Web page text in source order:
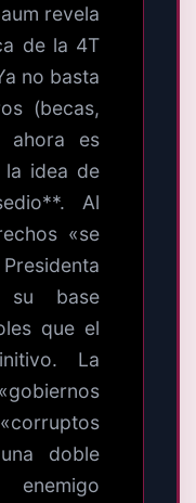
revela
de la 4T
no basta
(becas,
ahora es
la idea de
Al
«se
su base
que el
La
doble